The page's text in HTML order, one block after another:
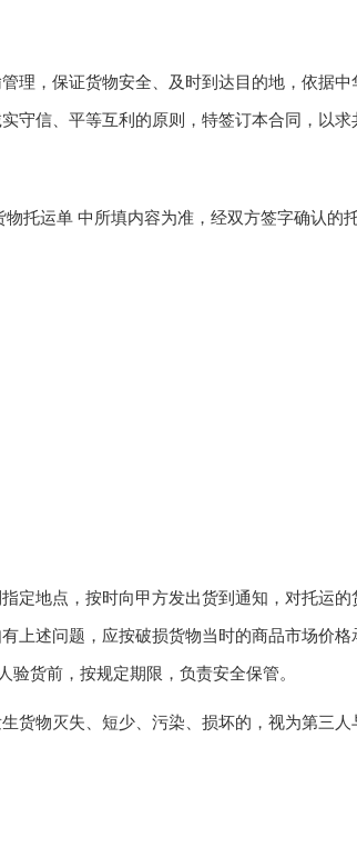
，保证货物安全、及时到达目的地，依据中
守信、平等互利的原则，特签订本合同，以求
运单 中所填内容为准，经双方签字确认的
地点，按时向甲方发出货到通知，对托运的
上述问题，应按破损货物当时的商品市场价格
货前，按规定期限，负责安全保管。
物灭失、短少、污染、损坏的，视为第三人